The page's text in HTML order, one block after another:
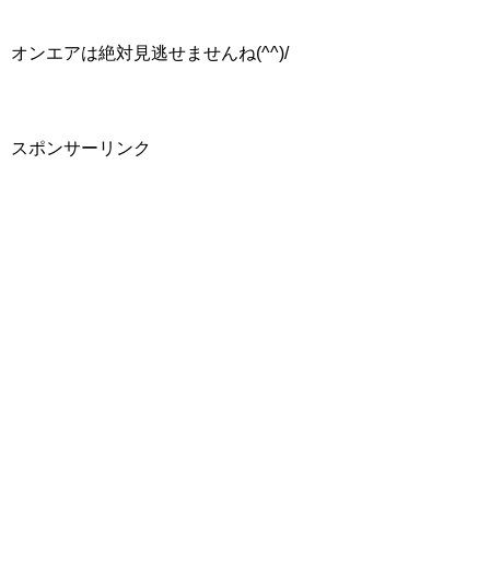
オンエアは絶対見逃せませんね(^^)/
スポンサーリンク